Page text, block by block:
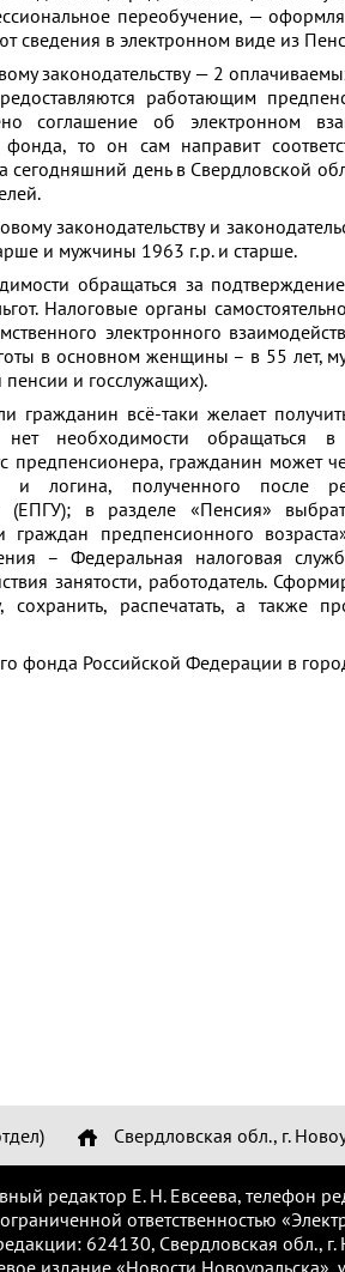
переобучение, —
сведения в электронном виде из
— 2
работающим
соглашение об электронном
то он сам направит
сегодняшний день в Свердловской
и
и мужчины 1963 г.р. и старше.
за подтверждением
Налоговые органы
электронного
в основном женщины – в 55 лет,
и госслужащих).
всё-таки желает получить
нет необходимости обращаться
предпенсионера, гражданин может
логина, полученного после
(ЕПГУ); в разделе «Пенсия»
граждан предпенсионного
– Федеральная налоговая
занятости, работодатель.
сохранить, распечатать, а также
фонда Российской Федерации в
Свердловская обл., г.
редактор Е. Н. Евсеева, телефон
ответственностью
624130, Свердловская обл., г.